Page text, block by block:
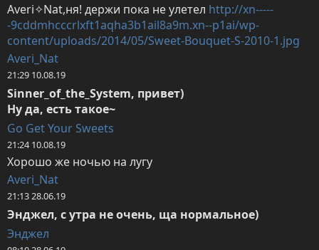
Averi✧Nat,ня! держи пока не улетел http://xn-----
-9cddmhcccrlxft1aqha3b1ail8a9m.xn--p1ai/wp-
content/uploads/2014/05/Sweet-Bouquet-S-2010-1.jpg
Averi_Nat
21:29 10.08.19
Sinner_of_the_System, привет)
Ну да, есть такое~
Go Get Your Sweets
21:24 10.08.19
Хорошо же ночью на лугу
Averi_Nat
21:13 28.06.19
Энджел, с утра не очень, ща нормальное)
Энджел